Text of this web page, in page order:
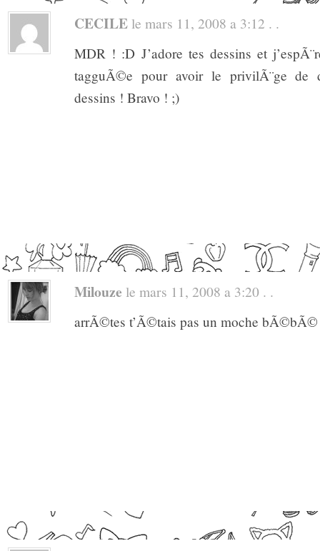
CECILE le mars 11, 2008 a 3:12 . .
MDR ! :D J’adore tes dessins et
tagguÃ©e pour avoir le privilÃ¨ge de
dessins ! Bravo ! ;)
Milouze le mars 11, 2008 a 3:20 . .
arrÃ©tes t’Ã©tais pas un moche